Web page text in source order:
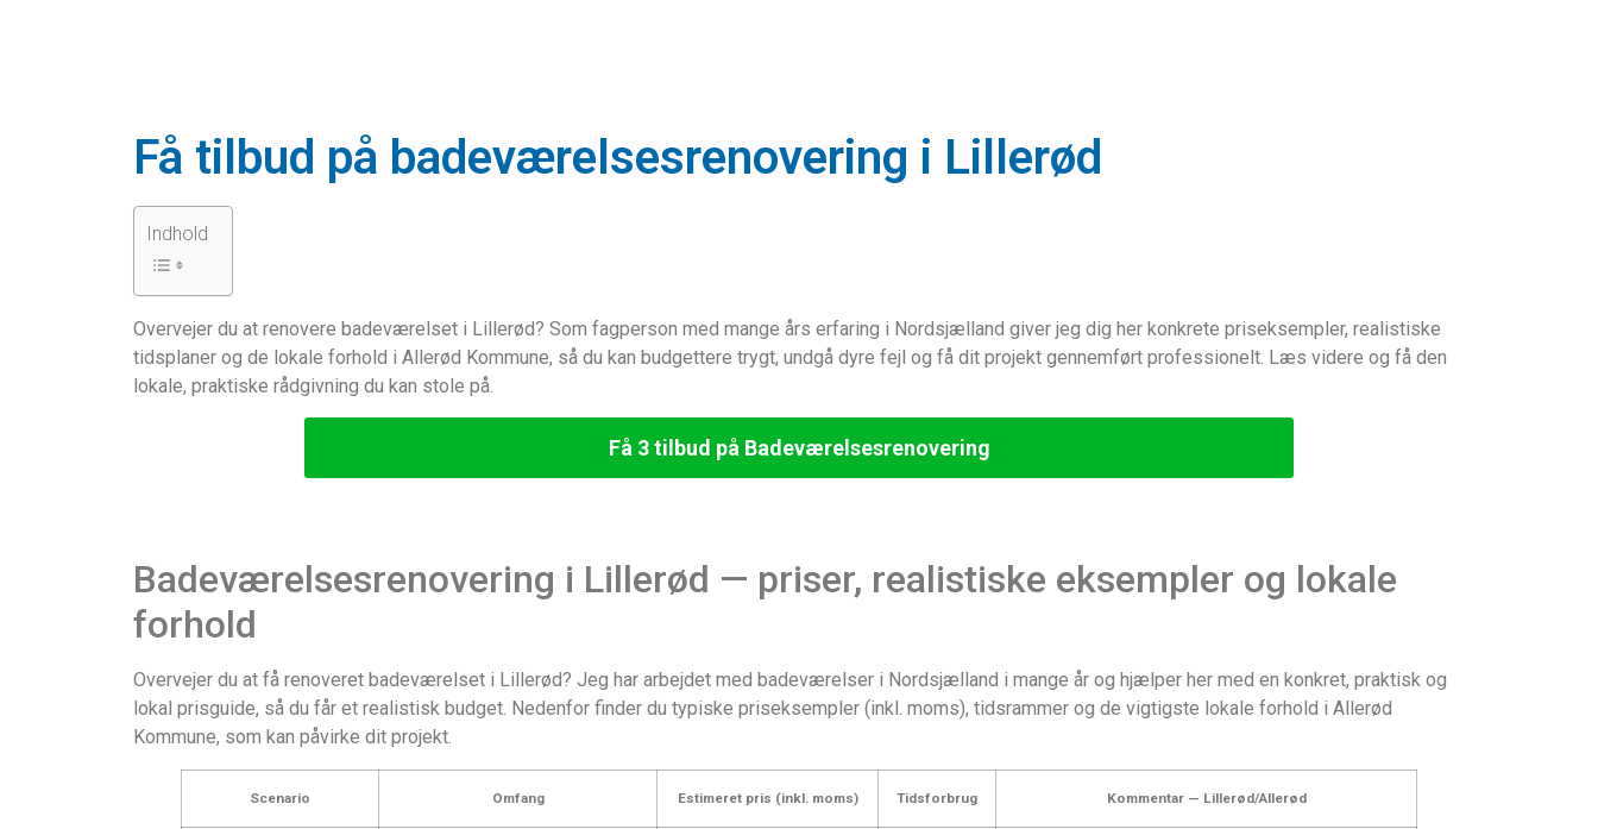
Få tilbud på badeværelsesrenovering i Lillerød
Indhold
Overvejer du at renovere badeværelset i Lillerød? Som fagperson med mange års erfaring i Nordsjælland giver jeg dig her konkrete priseksempler, realistiske
tidsplaner og de lokale forhold i Allerød Kommune, så du kan budgettere trygt, undgå dyre fejl og få dit projekt gennemført professionelt. Læs videre og få den
lokale, praktiske rådgivning du kan stole på.
Få 3 tilbud på Badeværelsesrenovering
Badeværelsesrenovering i Lillerød — priser, realistiske eksempler og lokale
forhold
Overvejer du at få renoveret badeværelset i Lillerød? Jeg har arbejdet med badeværelser i Nordsjælland i mange år og hjælper her med en konkret, praktisk og
lokal prisguide, så du får et realistisk budget. Nedenfor finder du typiske priseksempler (inkl. moms), tidsrammer og de vigtigste lokale forhold i Allerød
Kommune, som kan påvirke dit projekt.
Scenario Omfang Estimeret pris (inkl. moms) Tidsforbrug Kommentar — Lillerød/Allerød